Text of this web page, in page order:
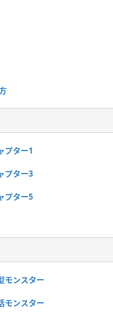
プター1
プター3
プター5
モンスター
モンスター